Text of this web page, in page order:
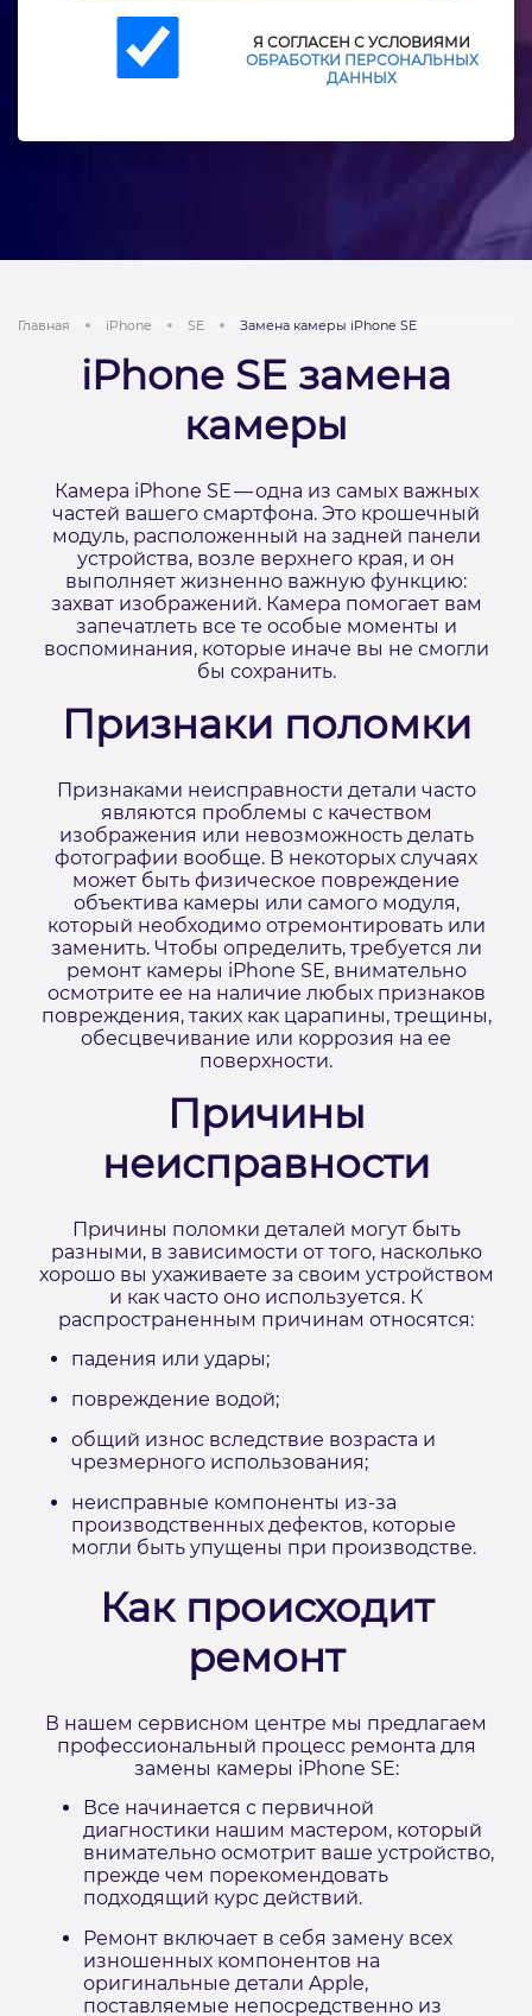
Я СОГЛАСЕН С УСЛОВИЯМИ
ОБРАБОТКИ ПЕРСОНАЛЬНЫХ
ДАННЫХ
Главная iPhone SE Замена камеры iPhone SE
iPhone SE замена
камеры
Камера iPhone SE — одна из самых важных
частей вашего смартфона. Это крошечный
модуль, расположенный на задней панели
устройства, возле верхнего края, и он
выполняет жизненно важную функцию:
захват изображений. Камера помогает вам
запечатлеть все те особые моменты и
воспоминания, которые иначе вы не смогли
бы сохранить.
Признаки поломки
Признаками неисправности детали часто
являются проблемы с качеством
изображения или невозможность делать
фотографии вообще. В некоторых случаях
может быть физическое повреждение
объектива камеры или самого модуля,
который необходимо отремонтировать или
заменить. Чтобы определить, требуется ли
ремонт камеры iPhone SE, внимательно
осмотрите ее на наличие любых признаков
повреждения, таких как царапины, трещины,
обесцвечивание или коррозия на ее
поверхности.
Причины
неисправности
Причины поломки деталей могут быть
разными, в зависимости от того, насколько
хорошо вы ухаживаете за своим устройством
и как часто оно используется. К
распространенным причинам относятся:
падения или удары;
повреждение водой;
общий износ вследствие возраста и
чрезмерного использования;
неисправные компоненты из-за
производственных дефектов, которые
могли быть упущены при производстве.
Как происходит
ремонт
В нашем сервисном центре мы предлагаем
профессиональный процесс ремонта для
замены камеры iPhone SE:
Все начинается с первичной
диагностики нашим мастером, который
внимательно осмотрит ваше устройство,
прежде чем порекомендовать
подходящий курс действий.
Ремонт включает в себя замену всех
изношенных компонентов на
оригинальные детали Apple,
поставляемые непосредственно из